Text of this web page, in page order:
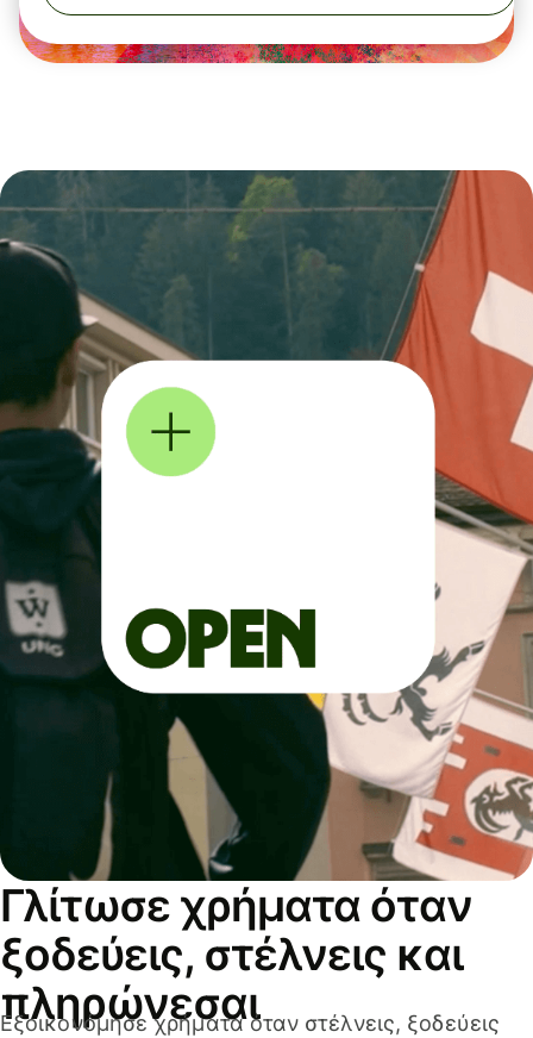
Γλίτωσε χρήματα όταν
ξοδεύεις, στέλνεις και
πληρώνεσαι
Εξοικονόμησε χρήματα όταν στέλνεις, ξοδεύεις